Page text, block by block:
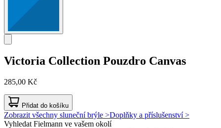
Victoria Collection Pouzdro Canvas
285,00 Kč
Přidat do košíku
Zobrazit všechny sluneční brýle >Doplňky a příslušenství >
Vyhledat Fielmann ve vašem okolí